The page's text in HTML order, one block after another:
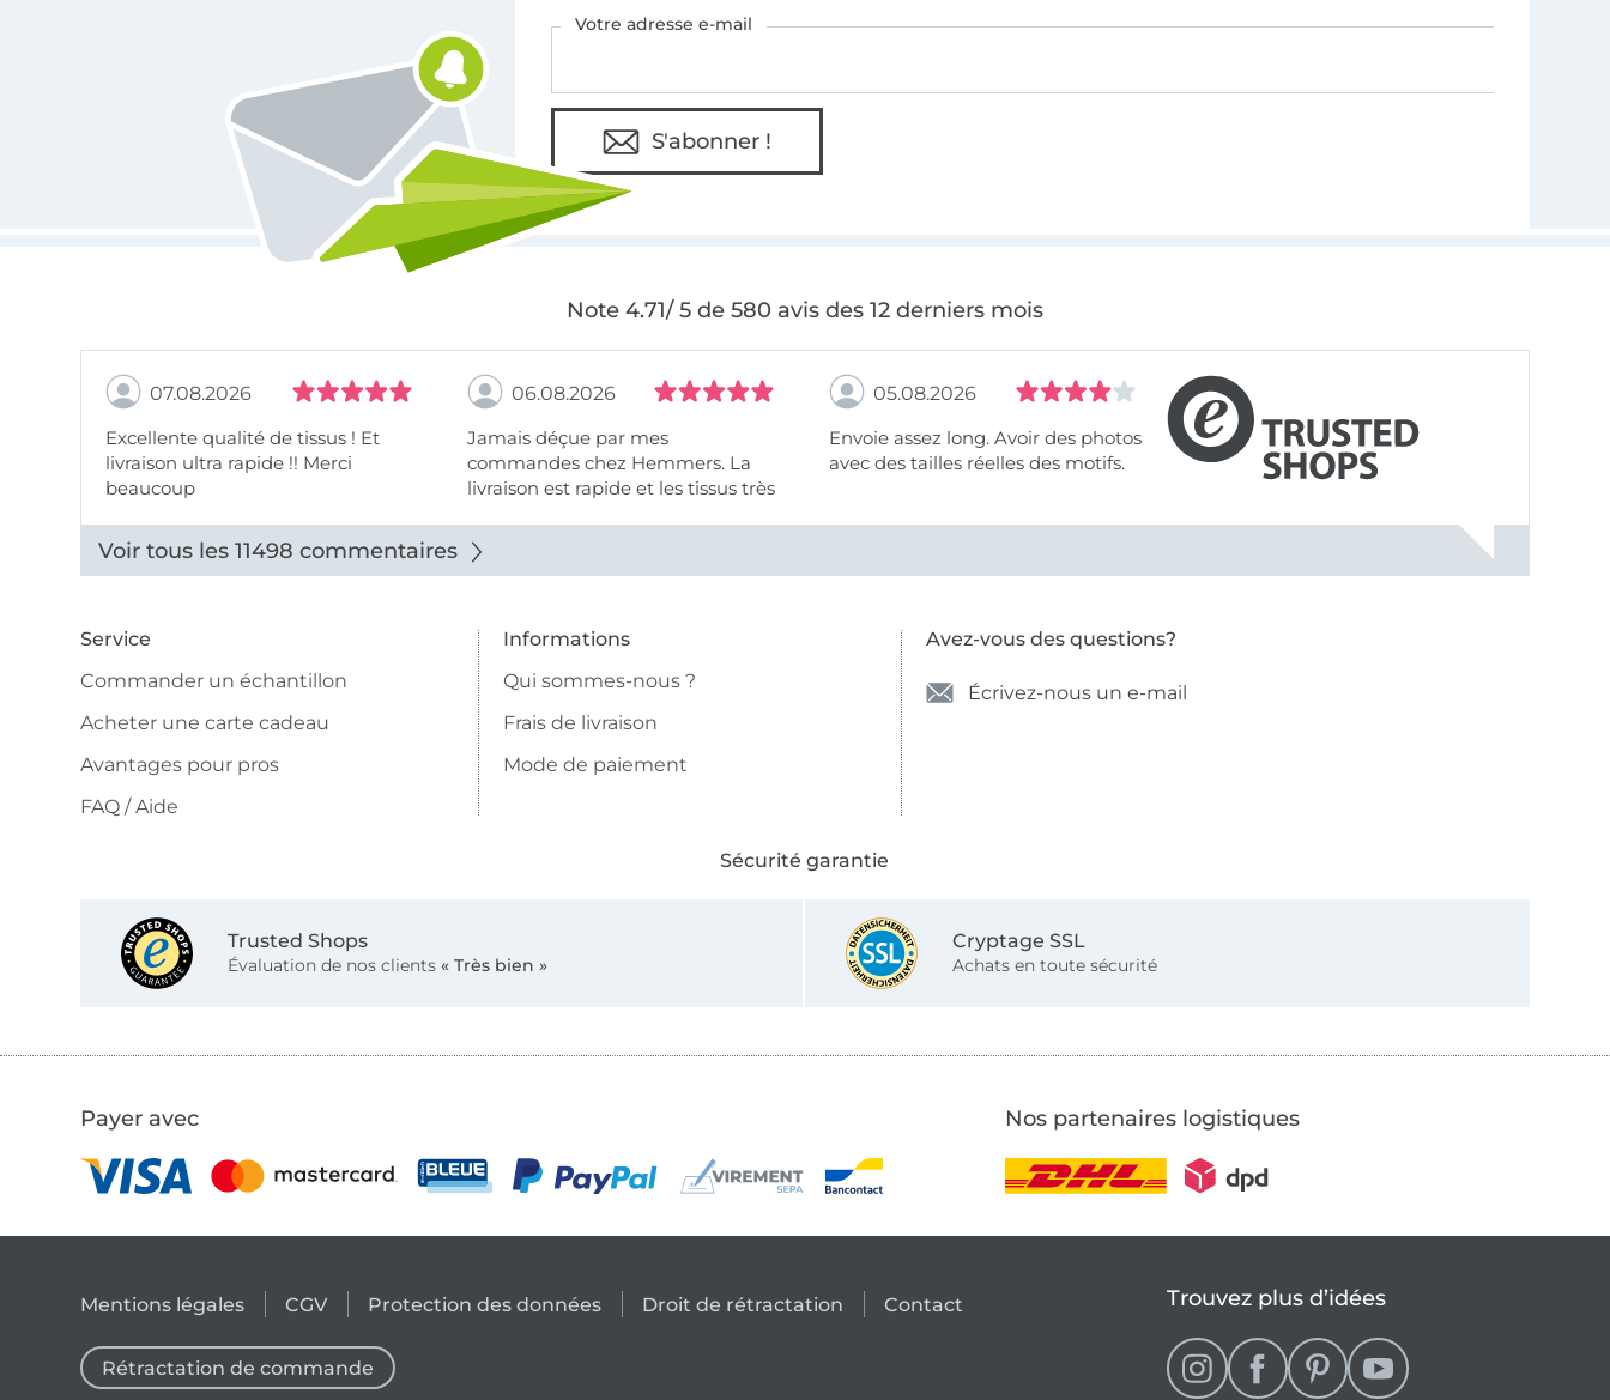
Votre adresse e-mail
S'abonner !
Note 4.71/ 5 de 580 avis des 12 derniers mois
07.08.2026
Excellente qualité de tissus ! Et
livraison ultra rapide !! Merci
beaucoup
06.08.2026
Jamais déçue par mes
commandes chez Hemmers. La
livraison est rapide et les tissus très
05.08.2026
Envoie assez long. Avoir des photos
avec des tailles réelles des motifs.
Voir tous les 11498 commentaires
Service
Commander un échantillon
Acheter une carte cadeau
Avantages pour pros
FAQ / Aide
Informations
Qui sommes-nous ?
Frais de livraison
Mode de paiement
Avez-vous des questions?
Écrivez-nous un e-mail
Sécurité garantie
Trusted Shops
Évaluation de nos clients « Très bien »
Cryptage SSL
Achats en toute sécurité
Payer avec Nos partenaires logistiques
Mentions légales CGV Protection des données Droit de rétractation Contact
Rétractation de commande
Trouvez plus d’idées